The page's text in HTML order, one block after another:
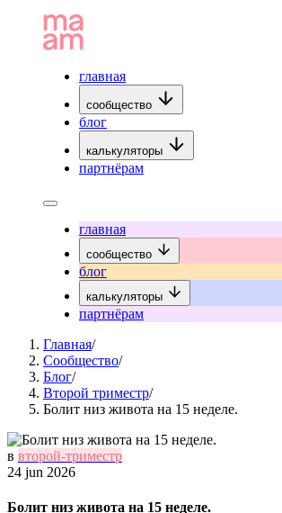
главная
сообщество
блог
калькуляторы
партнёрам
главная
сообщество
блог
калькуляторы
партнёрам
Главная/
Сообщество/
Блог/
Второй триместр/
Болит низ живота на 15 неделе.
в второй-триместр
24 jun 2026
Болит низ живота на 15 неделе.